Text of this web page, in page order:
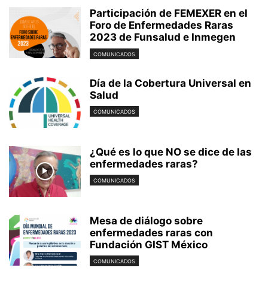
Participación de FEMEXER en el
Foro de Enfermedades Raras
2023 de Funsalud e Inmegen
COMUNICADOS
Día de la Cobertura Universal en
Salud
COMUNICADOS
¿Qué es lo que NO se dice de las
enfermedades raras?
COMUNICADOS
Mesa de diálogo sobre
enfermedades raras con
Fundación GIST México
COMUNICADOS